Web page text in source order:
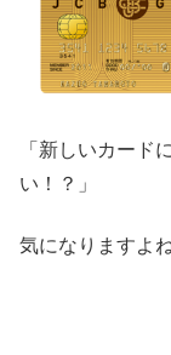
「新しいカード
い！？」
気になりますよ